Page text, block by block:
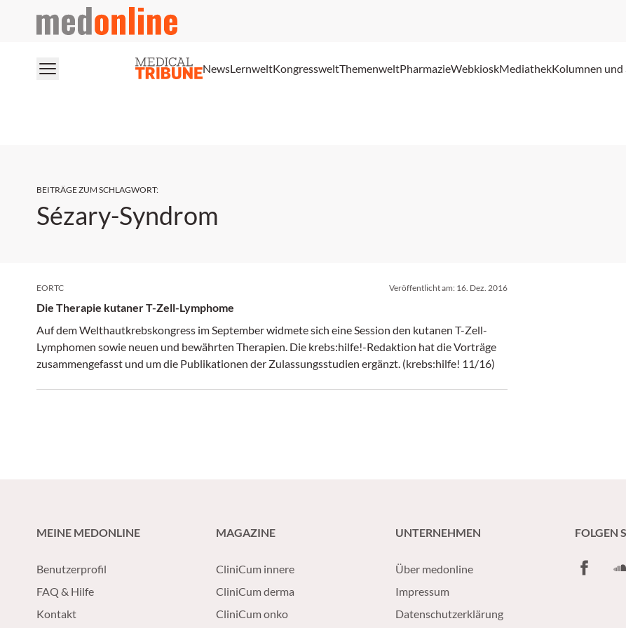
medonline
NewsLernweltKongressweltThemenweltPharmazieWebkioskMediathekKolumnen und
BEITRÄGE ZUM SCHLAGWORT:
Sézary-Syndrom
EORTC Veröffentlicht am: 16. Dez. 2016
Die Therapie kutaner T-Zell-Lymphome
Auf dem Welthautkrebskongress im September widmete sich eine Session den kutanen T-Zell-
Lymphomen sowie neuen und bewährten Therapien. Die krebs:hilfe!-Redaktion hat die Vorträge
zusammengefasst und um die Publikationen der Zulassungsstudien ergänzt. (krebs:hilfe! 11/16)
MEINE MEDONLINE
Benutzerprofil
FAQ & Hilfe
Kontakt
MAGAZINE
CliniCum innere
CliniCum derma
CliniCum onko
UNTERNEHMEN
Über medonline
Impressum
Datenschutzerklärung
FOLGEN
Facebook